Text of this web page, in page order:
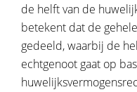
de helft van de
betekent dat de
gedeeld, waarbij de
echtgenoot gaat op